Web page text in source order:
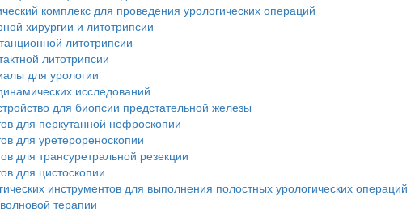
комплекс для проведения урологических операций
хирургии и литотрипсии
литотрипсии
литотрипсии
для урологии
исследований
для биопсии предстательной железы
для перкутанной нефроскопии
для уретерореноскопии
для трансуретральной резекции
для цистоскопии
инструментов для выполнения полостных урологических операций
терапии